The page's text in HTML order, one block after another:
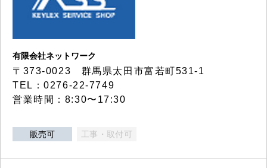
有限会社ネットワーク
〒373-0023 群馬県太田市富若町531-1
TEL：0276-22-7749
営業時間：8:30〜17:30
販売可 工事・取付可